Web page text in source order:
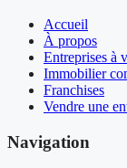
Accueil
À propos
Entreprises à
Immobilier
Franchises
Vendre une
Navigation